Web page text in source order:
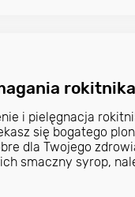
rokitnika
i pielęgnacja
się bogatego
dla Twojego
smaczny syrop,